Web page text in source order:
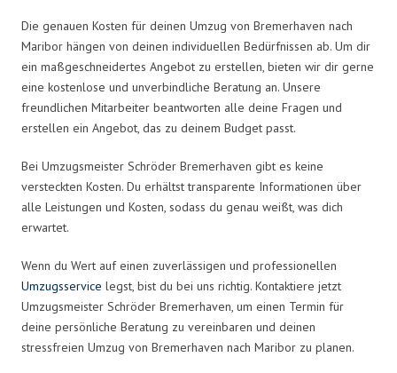
Die genauen Kosten für deinen Umzug von Bremerhaven nach
Maribor hängen von deinen individuellen Bedürfnissen ab. Um dir
ein maßgeschneidertes Angebot zu erstellen, bieten wir dir gerne
eine kostenlose und unverbindliche Beratung an. Unsere
freundlichen Mitarbeiter beantworten alle deine Fragen und
erstellen ein Angebot, das zu deinem Budget passt.
Bei Umzugsmeister Schröder Bremerhaven gibt es keine
versteckten Kosten. Du erhältst transparente Informationen über
alle Leistungen und Kosten, sodass du genau weißt, was dich
erwartet.
Wenn du Wert auf einen zuverlässigen und professionellen
Umzugsservice legst, bist du bei uns richtig. Kontaktiere jetzt
Umzugsmeister Schröder Bremerhaven, um einen Termin für
deine persönliche Beratung zu vereinbaren und deinen
stressfreien Umzug von Bremerhaven nach Maribor zu planen.